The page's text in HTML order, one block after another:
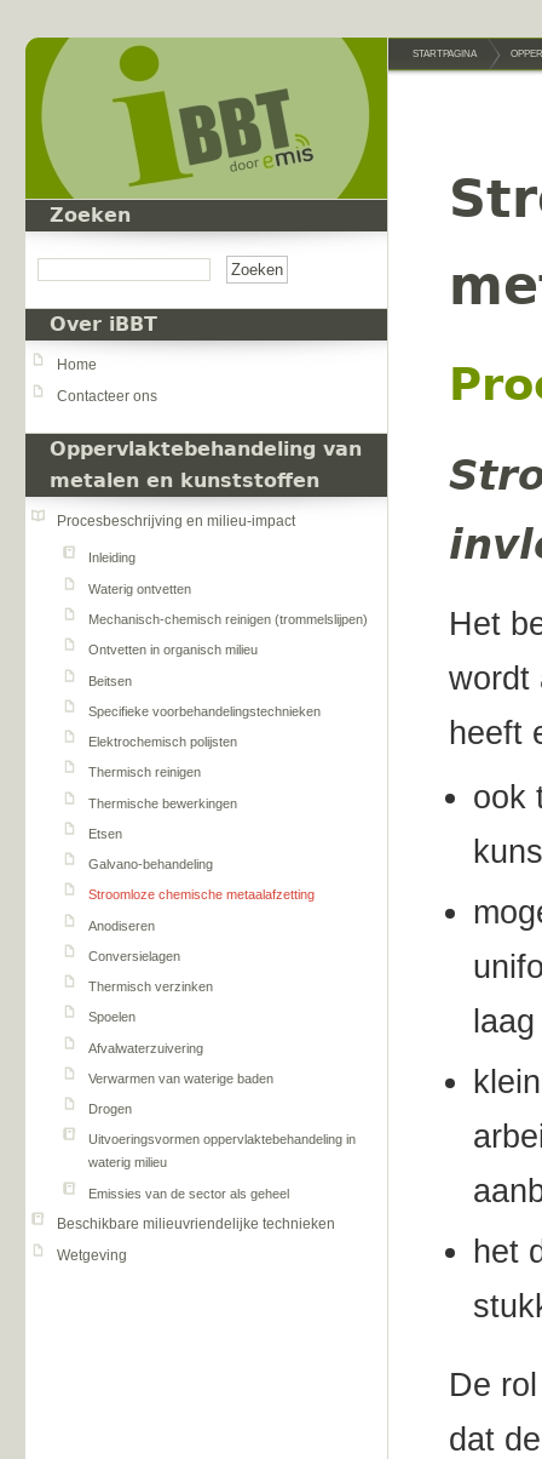
Zoeken
Over iBBT
Home
Contacteer ons
Oppervlaktebehandeling van
metalen en kunststoffen
Procesbeschrijving en milieu-impact
Inleiding
Waterig ontvetten
Mechanisch-chemisch reinigen (trommelslijpen)
Ontvetten in organisch milieu
Beitsen
Specifieke voorbehandelingstechnieken
Elektrochemisch polijsten
Thermisch reinigen
Thermische bewerkingen
Etsen
Galvano-behandeling
Stroomloze chemische metaalafzetting
Anodiseren
Conversielagen
Thermisch verzinken
Spoelen
Afvalwaterzuivering
Verwarmen van waterige baden
Drogen
Uitvoeringsvormen oppervlaktebehandeling in
waterig milieu
Emissies van de sector als geheel
Beschikbare milieuvriendelijke technieken
Wetgeving
STARTPAGINA
Het
wordt
heeft
ook
het
De
dat